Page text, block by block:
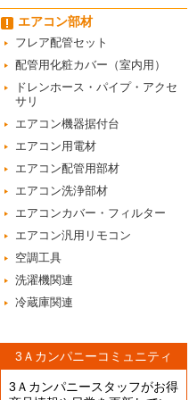
エアコン部材
フレア配管セット
配管用化粧カバー（室内用）
ドレンホース・パイプ・アクセ
サリ
エアコン機器据付台
エアコン用電材
エアコン配管用部材
エアコン洗浄部材
エアコンカバー・フィルター
エアコン汎用リモコン
空調工具
洗濯機関連
冷蔵庫関連
3Ａカンパニーコミュニティ
3Ａカンパニースタッフがお得